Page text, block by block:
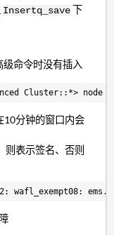
Insertq_save下
命令时没有插入
Cluster::*> node
10分钟的窗口内会
则表示签名、否则
wafl_exempt08: